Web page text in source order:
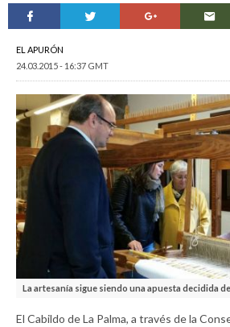
EL APURÓN
24.03.2015 - 16:37 GMT
La artesanía sigue siendo una apuesta decidida
El Cabildo de La Palma, a través de la